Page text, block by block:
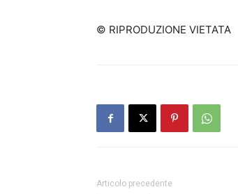
© RIPRODUZIONE VIETATA
Articolo precedente